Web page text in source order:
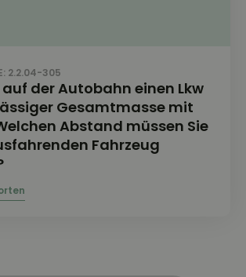
2.2.04-305
der Autobahn einen Lkw
Gesamtmasse mit
Abstand müssen Sie
Fahrzeug